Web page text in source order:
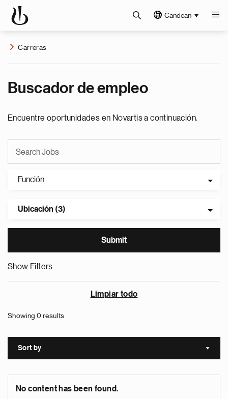
Candean
Carreras
Buscador de empleo
Encuentre oportunidades en Novartis a continuación.
Función
Ubicación (3)
Show Filters
Limpiar todo
Showing 0 results
Sort by Sort
No content has been found.